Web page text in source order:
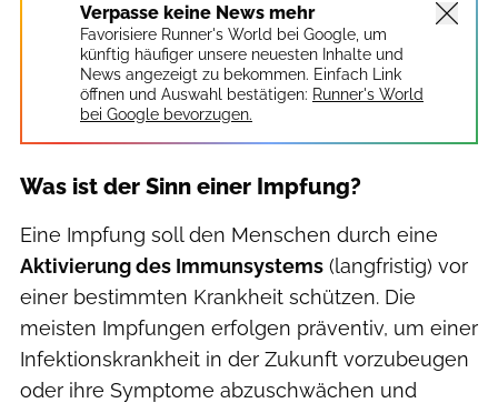
Verpasse keine News mehr
Favorisiere Runner's World bei Google, um
künftig häufiger unsere neuesten Inhalte und
News angezeigt zu bekommen. Einfach Link
öffnen und Auswahl bestätigen: Runner's World
bei Google bevorzugen.
Was ist der Sinn einer Impfung?
Eine Impfung soll den Menschen durch eine
Aktivierung des Immunsystems (langfristig) vor
einer bestimmten Krankheit schützen. Die
meisten Impfungen erfolgen präventiv, um einer
Infektionskrankheit in der Zukunft vorzubeugen
oder ihre Symptome abzuschwächen und